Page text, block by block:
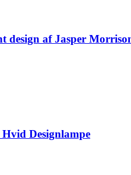
design af Jasper
Designlampe